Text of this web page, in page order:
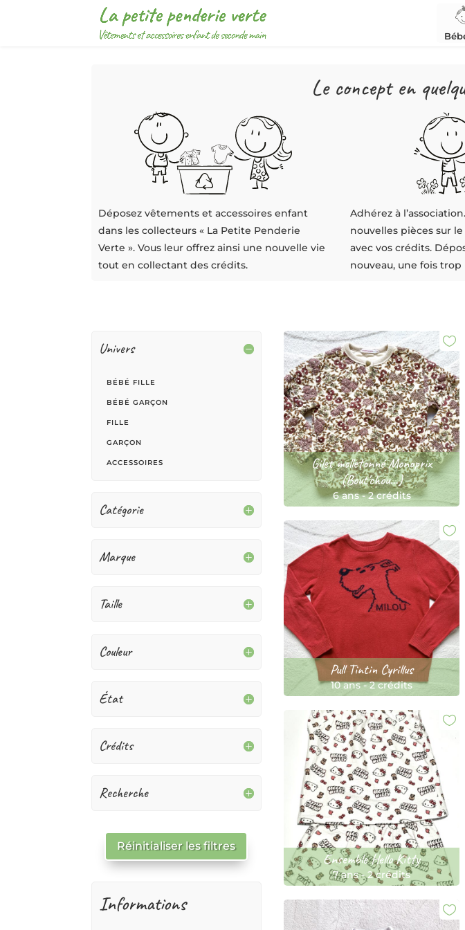
Le concept en
Déposez vêtements et accessoires enfant
dans les collecteurs « La Petite Penderie
Verte ». Vous leur offrez ainsi une nouvelle vie
tout en collectant des crédits.
Adhérez à
nouvelles pièces sur
avec vos crédits.
nouveau, une fois trop
Univers
BÉBÉ FILLE
BÉBÉ GARÇON
FILLE
GARÇON
ACCESSOIRES
Catégorie
Marque
Taille
Couleur
État
Crédits
Recherche
Réinitialiser les filtres
Informations
Gilet molletonné Monoprix
(Bout'chou...)
6 ans-2 crédits
Pull Tintin Cyrillus
10 ans-2 crédits
Ensemble Hello Kitty
7 ans-2 crédits